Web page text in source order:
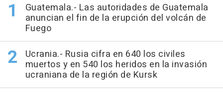
Guatemala.- Las autoridades de Guatemala
anuncian el fin de la erupción del volcán de
Fuego
Ucrania.- Rusia cifra en 640 los civiles
muertos y en 540 los heridos en la invasión
ucraniana de la región de Kursk